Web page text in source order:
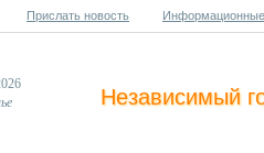
Прислать новость
Независимый